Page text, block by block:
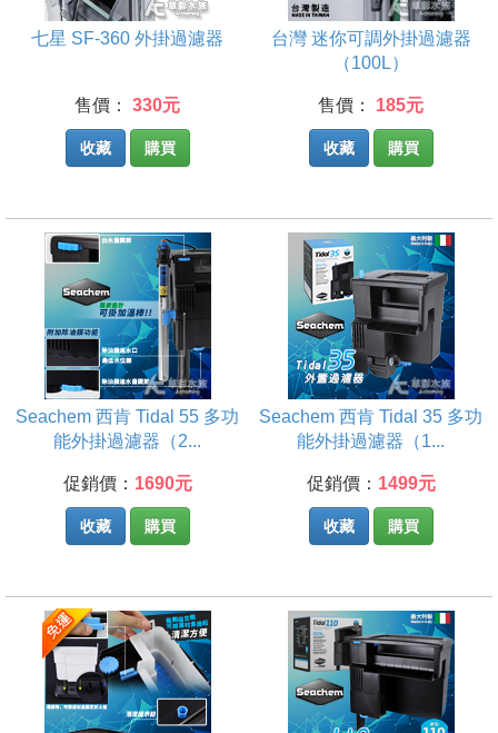
七星 SF-360 外掛過濾器
售價： 330元
收藏 購買
台灣 迷你可調外掛過濾器
（100L）
售價： 185元
收藏 購買
Seachem 西肯 Tidal 55 多功
能外掛過濾器（2...
促銷價： 1690元
收藏 購買
Seachem 西肯 Tidal 35 多功
能外掛過濾器（1...
促銷價： 1499元
收藏 購買